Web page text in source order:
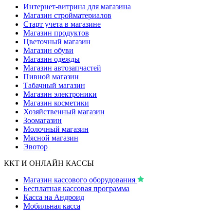
Интернет-витрина для магазина
Магазин стройматериалов
Старт учета в магазине
Магазин продуктов
Цветочный магазин
Магазин обуви
Магазин одежды
Магазин автозапчастей
Пивной магазин
Табачный магазин
Магазин электроники
Магазин косметики
Хозяйственный магазин
Зоомагазин
Молочный магазин
Мясной магазин
Эвотор
ККТ И ОНЛАЙН КАССЫ
Магазин кассового оборудования
Бесплатная кассовая программа
Касса на Андроид
Мобильная касса